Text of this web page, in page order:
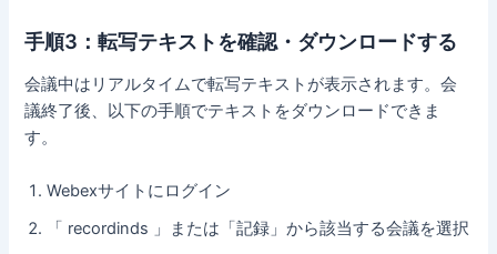
手順3：転写テキストを確認・ダウンロードする
会議中はリアルタイムで転写テキストが表示されます。会
議終了後、以下の手順でテキストをダウンロードできま
す。
Webexサイトにログイン
「 recordinds 」または「記録」から該当する会議を選択